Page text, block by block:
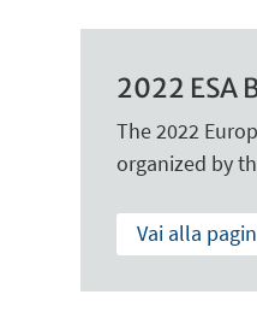
2022 ESA
The 2022
organized by
Vai alla